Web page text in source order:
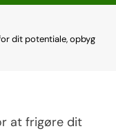
dit potentiale, opbyg
at frigøre dit